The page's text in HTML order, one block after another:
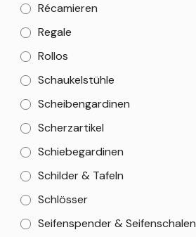
Récamieren
Regale
Rollos
Schaukelstühle
Scheibengardinen
Scherzartikel
Schiebegardinen
Schilder & Tafeln
Schlösser
Seifenspender & Seifenschalen